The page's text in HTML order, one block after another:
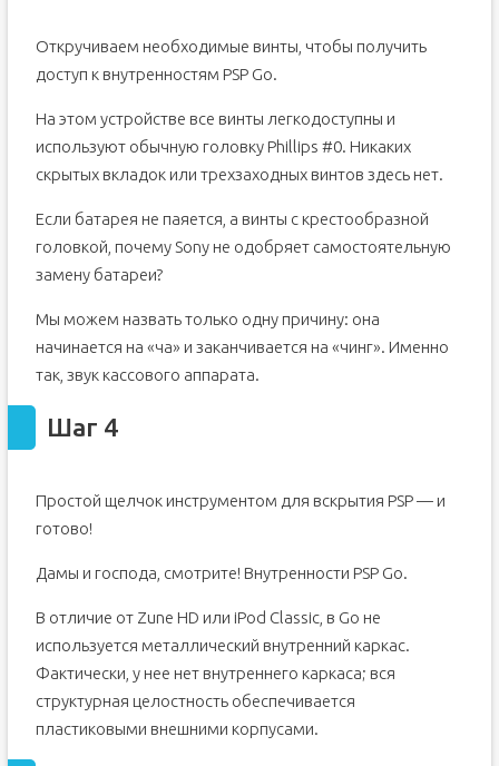
Откручиваем необходимые винты, чтобы получить
доступ к внутренностям PSP Go.
На этом устройстве все винты легкодоступны и
используют обычную головку Phillips #0. Никаких
скрытых вкладок или трехзаходных винтов здесь нет.
Если батарея не паяется, а винты с крестообразной
головкой, почему Sony не одобряет самостоятельную
замену батареи?
Мы можем назвать только одну причину: она
начинается на «ча» и заканчивается на «чинг». Именно
так, звук кассового аппарата.
Шаг 4
Простой щелчок инструментом для вскрытия PSP — и
готово!
Дамы и господа, смотрите! Внутренности PSP Go.
В отличие от Zune HD или iPod Classic, в Go не
используется металлический внутренний каркас.
Фактически, у нее нет внутреннего каркаса; вся
структурная целостность обеспечивается
пластиковыми внешними корпусами.